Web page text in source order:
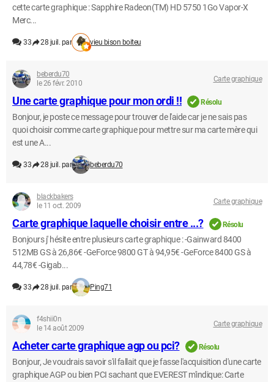
cette carte graphique : Sapphire Radeon(TM) HD 5750 1Go Vapor-X
Merc...
33 28 juil. par vieu bison boiteu
beberdu70
le 26 févr. 2010
Carte graphique
Une carte graphique pour mon ordi !! Résolu
Bonjour, je poste ce message pour trouver de l'aide car je ne sais pas
quoi choisir comme carte graphique pour mettre sur ma carte mère qui
est une A...
33 28 juil. par beberdu70
blackbakers
le 11 oct. 2009
Carte graphique
Carte graphique laquelle choisir entre ...? Résolu
Bonjours j' hésite entre plusieurs carte graphique : -Gainward 8400
512MB GS à 26,86€ -GeForce 9800 GT à 94,95€ -GeForce 8400 GS à
44,78€ -Gigab...
33 28 juil. par Ping71
f4shii0n
le 14 août 2009
Carte graphique
Acheter carte graphique agp ou pci? Résolu
Bonjour, Je voudrais savoir s'il fallait que je fasse l'acquisition d'une carte
graphique AGP ou bien PCI sachant que EVEREST m'indique: Carte